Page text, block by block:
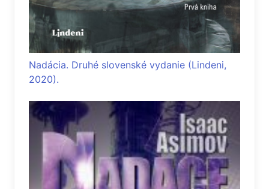
Nadácia. Druhé slovenské vydanie (Lindeni,
2020).